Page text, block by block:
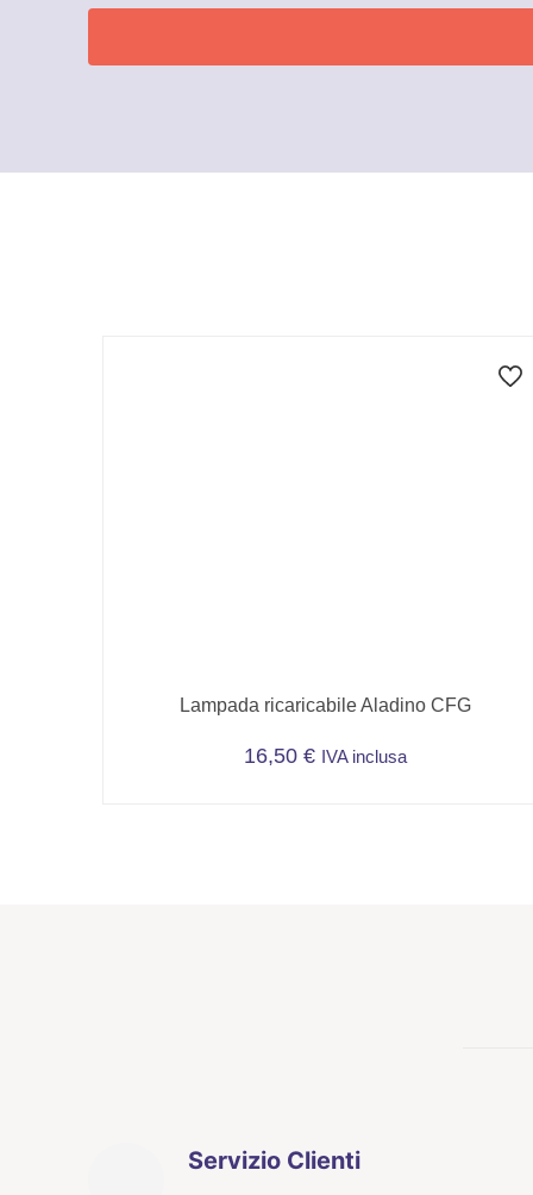
Lampada ricaricabile Aladino CFG
16,50 € IVA inclusa
Servizio Clienti